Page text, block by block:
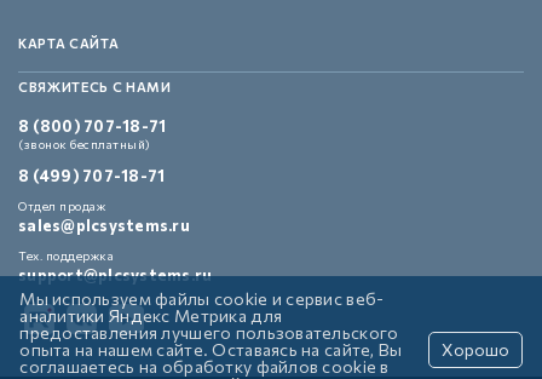
КАРТА САЙТА
СВЯЖИТЕСЬ С НАМИ
8 (800) 707-18-71
(звонок бесплатный)
8 (499) 707-18-71
Отдел продаж
sales@plcsystems.ru
Тех. поддержка
support@plcsystems.ru
Мы используем файлы cookie и сервис веб-
аналитики Яндекс Метрика для
предоставления лучшего пользовательского
опыта на нашем сайте. Оставаясь на сайте, Вы
соглашаетесь на обработку файлов cookie в
Хорошо